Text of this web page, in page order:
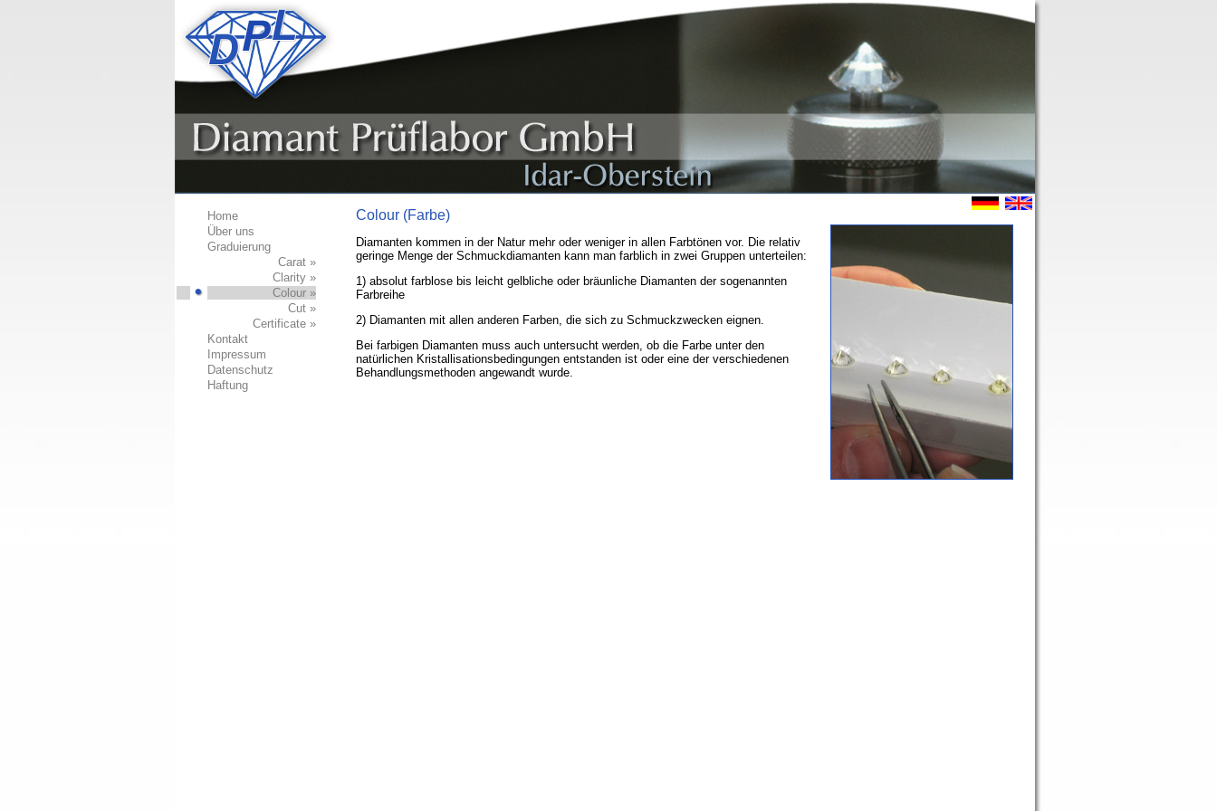
Home
Über uns
Graduierung
Carat »
Clarity »
Colour »
Cut »
Certificate »
Kontakt
Impressum
Datenschutz
Haftung
Colour (Farbe)
Diamanten kommen in der Natur mehr oder weniger in allen Farbtönen vor. Die relativ
geringe Menge der Schmuckdiamanten kann man farblich in zwei Gruppen unterteilen:
1) absolut farblose bis leicht gelbliche oder bräunliche Diamanten der sogenannten
Farbreihe
2) Diamanten mit allen anderen Farben, die sich zu Schmuckzwecken eignen.
Bei farbigen Diamanten muss auch untersucht werden, ob die Farbe unter den
natürlichen Kristallisationsbedingungen entstanden ist oder eine der verschiedenen
Behandlungsmethoden angewandt wurde.